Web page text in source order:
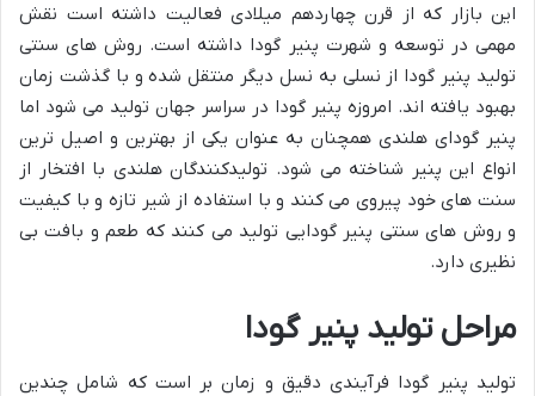
این بازار که از قرن چهاردهم میلادی فعالیت داشته است نقش
مهمی در توسعه و شهرت پنیر گودا داشته است. روش های سنتی
تولید پنیر گودا از نسلی به نسل دیگر منتقل شده و با گذشت زمان
بهبود یافته اند. امروزه پنیر گودا در سراسر جهان تولید می شود اما
پنیر گودای هلندی همچنان به عنوان یکی از بهترین و اصیل ترین
انواع این پنیر شناخته می شود. تولیدکنندگان هلندی با افتخار از
سنت های خود پیروی می کنند و با استفاده از شیر تازه و با کیفیت
و روش های سنتی پنیر گودایی تولید می کنند که طعم و بافت بی
نظیری دارد.
مراحل تولید پنیر گودا
تولید پنیر گودا فرآیندی دقیق و زمان بر است که شامل چندین